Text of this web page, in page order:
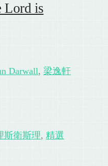
Lord is
Darwall, 梁逸軒
斯衛斯理, 精選